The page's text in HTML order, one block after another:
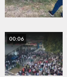
00:06